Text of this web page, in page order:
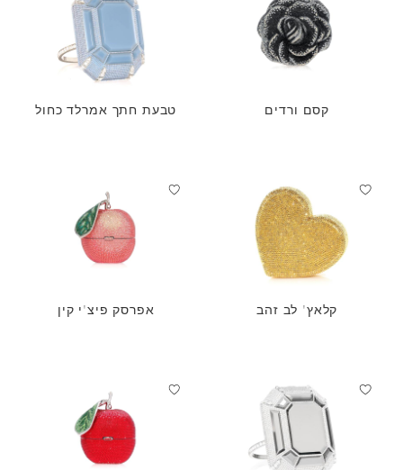
קסם ורדים טבעת חתך אמרלד כחול
קלאץ' לב זהב אפרסק פיצ'י קין